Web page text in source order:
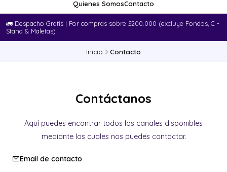
Quienes SomosContacto
🚛​ Despacho Gratis | Por compras sobre $200.000 (excluye Fondos, C -
Stand & Maletas)
Inicio Contacto
Contáctanos
Aquí puedes encontrar todos los canales disponibles
mediante los cuales nos puedes contactar.
Email de contacto